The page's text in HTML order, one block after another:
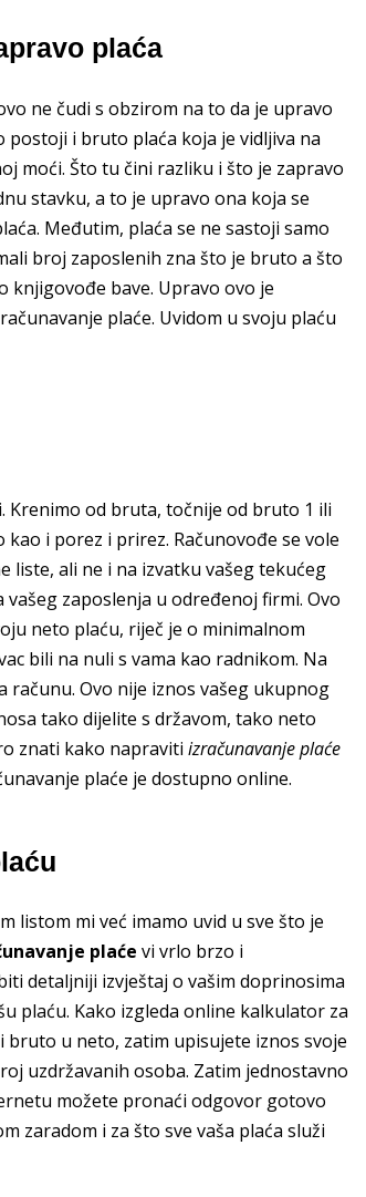
plaća
ne čudi s obzirom na to da je upravo
postoji i bruto plaća koja je vidljiva na
moći. Što tu čini razliku i što je zapravo
stavku, a to je upravo ona koja se
Međutim, plaća se ne sastoji samo
broj zaposlenih zna što je bruto a što
knjigovođe bave. Upravo ovo je
plaće. Uvidom u svoju plaću
Krenimo od bruta, točnije od bruto 1 ili
i porez i prirez. Računovođe se vole
ali ne i na izvatku vašeg tekućeg
zaposlenja u određenoj firmi. Ovo
neto plaću, riječ je o minimalnom
bili na nuli s vama kao radnikom. Na
računu. Ovo nije iznos vašeg ukupnog
tako dijelite s državom, tako neto
znati kako napraviti izračunavanje plaće
plaće je dostupno online.
listom mi već imamo uvid u sve što je
plaće vi vrlo brzo i
detaljniji izvještaj o vašim doprinosima
plaću. Kako izgleda online kalkulator za
u neto, zatim upisujete iznos svoje
uzdržavanih osoba. Zatim jednostavno
možete pronaći odgovor gotovo
zaradom i za što sve vaša plaća služi